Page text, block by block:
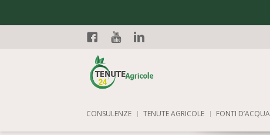
Facebook
CONSULENZE TENUTE AGRICOLE FONTI D’ACQUA